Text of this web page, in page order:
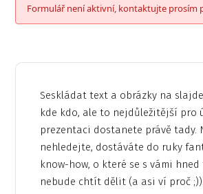
Formulář není aktivní, kontaktujte prosím
Seskládat text a obrázky na
kde kdo, ale to nejdůležitější pro
prezentaci dostanete právě tady.
nehledejte, dostáváte do ruky
know-how, o které se s vámi
nebude chtít dělit (a asi ví proč ;)).